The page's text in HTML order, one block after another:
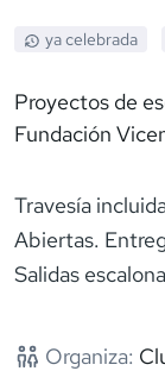
ya celebrada
Proyectos de
Fundación
Travesía
Abiertas.
Salidas
Organiza: